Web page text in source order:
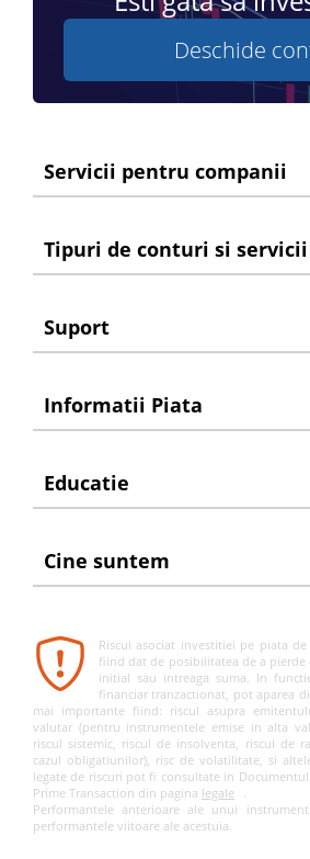
Deschide
Servicii pentru companii
Tipuri de conturi si servicii
Suport
Informatii Piata
Educatie
Cine suntem
Riscul asociat investitiei pe piata
fiind dat de posibilitatea de a
initial sau intreaga suma. In
financiar tranzactionat, pot aparea
mai importante fiind: riscul asupra
valutar (pentru instrumentele emise in alta
riscul sistemic, riscul de insolventa, riscul de
cazul obligatiunilor), risc de volatilitate, si
legate de riscuri pot fi consultate in
Prime Transaction din pagina legale
.
Performantele anterioare ale unui
performantele viitoare ale acestuia.